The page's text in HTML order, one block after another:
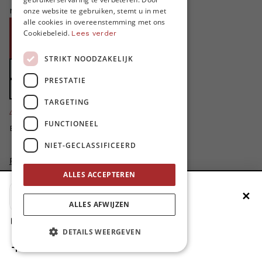
niet zonder jouw steun!
Doe een gift
Zet MO* in uw testament
4424
Bedankt voor jullie steun!
Privacybeleid
Disclaimer
AI Charter
Cookievoorkeuren aanpassen
site by
Voeg MO* toe aan je beginscherm ✕
1. Druk op de deelknop
2. Scrol naar beneden
ENGLISH
onze website te gebruiken, stemt u in met
alle cookies in overeenstemming met ons
Cookiebeleid. Lees verder
STRIKT NOODZAKELIJK
PRESTATIE
TARGETING
FUNCTIONEEL
NIET-GECLASSIFICEERD
ALLES ACCEPTEREN
ALLES AFWIJZEN
DETAILS WEERGEVEN